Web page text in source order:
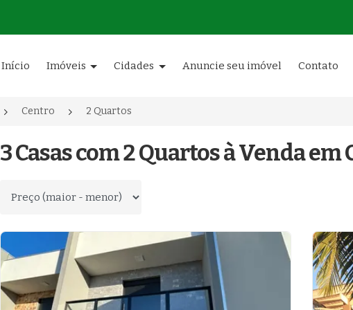
Início Imóveis Cidades Anuncie seu imóvel Contato
Centro 2 Quartos
3 Casas com 2 Quartos à Venda em
Ordenar por